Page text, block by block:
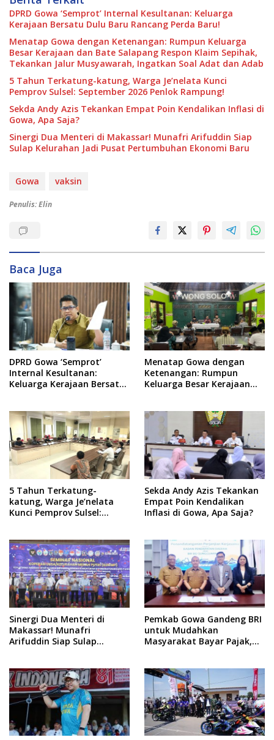
DPRD Gowa ‘Semprot’ Internal Kesultanan: Keluarga
Kerajaan Bersatu Dulu Baru Rancang Perda Baru!
Menatap Gowa dengan Ketenangan: Rumpun Keluarga
Besar Kerajaan dan Bate Salapang Respon Klaim Sepihak,
Tekankan Jalur Musyawarah, Ingatkan Soal Adat dan Adab
5 Tahun Terkatung-katung, Warga Je’nelata Kunci
Pemprov Sulsel: September 2026 Penlok Rampung!
Sekda Andy Azis Tekankan Empat Poin Kendalikan Inflasi di
Gowa, Apa Saja?
Sinergi Dua Menteri di Makassar! Munafri Arifuddin Siap
Sulap Kelurahan Jadi Pusat Pertumbuhan Ekonomi Baru
Gowa vaksin
Penulis: Elin
Baca Juga
DPRD Gowa ‘Semprot’
Internal Kesultanan:
Keluarga Kerajaan Bersatu
Menatap Gowa dengan
Ketenangan: Rumpun
Keluarga Besar Kerajaan
Jalur Musyawarah,
Ingatkan Soal Adat dan
Adab
5 Tahun Terkatung-
katung, Warga Je’nelata
Kunci Pemprov Sulsel:
Sekda Andy Azis Tekankan
Empat Poin Kendalikan
Inflasi di Gowa, Apa Saja?
Sinergi Dua Menteri di
Makassar! Munafri
Arifuddin Siap Sulap
Baru
Pemkab Gowa Gandeng BRI
untuk Mudahkan
Masyarakat Bayar Pajak,